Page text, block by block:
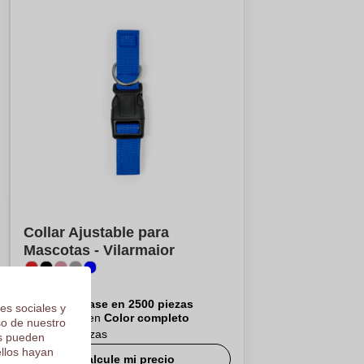
Collar Ajustable para
Mascotas - Vilarmaior
Por pieza, base en 2500 piezas
Logotipo en Color completo
De
piezas
Calcule mi precio
sociales y
de nuestro
pueden
hayan